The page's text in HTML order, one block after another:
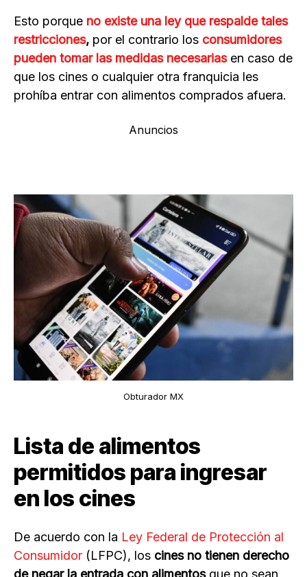
Esto porque no existe una ley que respalde tales
restricciones, por el contrario los consumidores
pueden tomar las medidas necesarias en caso de
que los cines o cualquier otra franquicia les
prohíba entrar con alimentos comprados afuera.
Anuncios
Obturador MX
Lista de alimentos
permitidos para ingresar
en los cines
De acuerdo con la Ley Federal de Protección al
Consumidor (LFPC), los cines no tienen derecho
de negar la entrada con alimentosque no sean